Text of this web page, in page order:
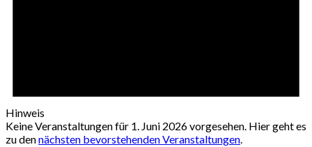
Hinweis
Keine Veranstaltungen für 1. Juni 2026 vorgesehen. Hier geht es
zu dennächsten bevorstehenden Veranstaltungen.